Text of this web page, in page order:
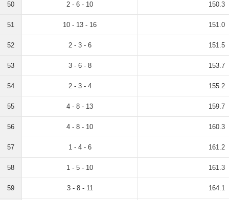
50 2 - 6 - 10 150.3
51 10 - 13 - 16 151.0
52 2 - 3 - 6 151.5
53 3 - 6 - 8 153.7
54 2 - 3 - 4 155.2
55 4 - 8 - 13 159.7
56 4 - 8 - 10 160.3
57 1 - 4 - 6 161.2
58 1 - 5 - 10 161.3
59 3 - 8 - 11 164.1